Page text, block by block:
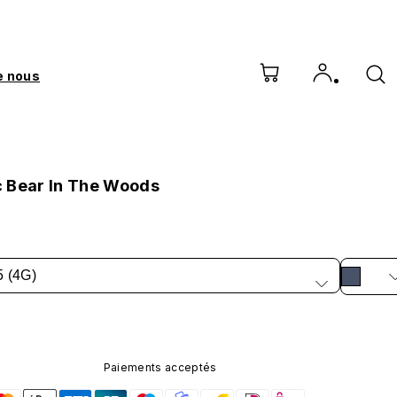
nous
In The Woods
(4G)
Paiements acceptés